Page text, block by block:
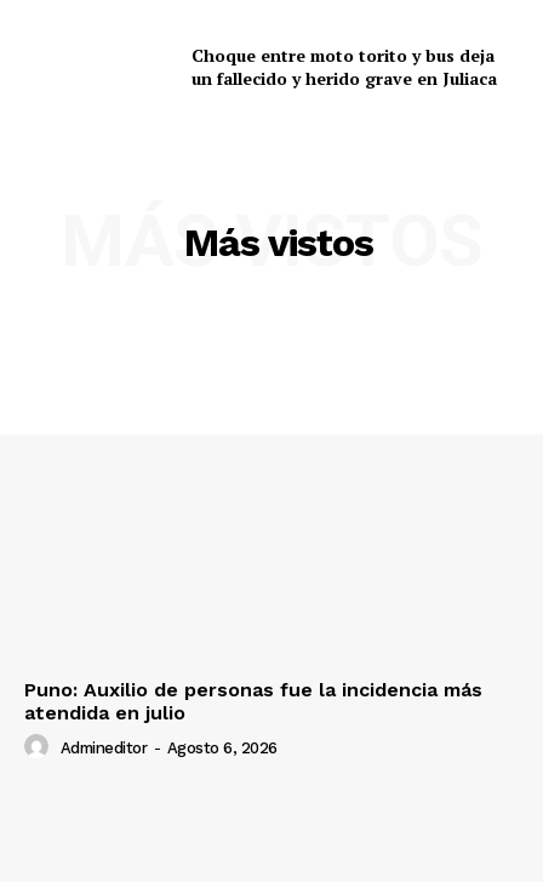
Diario los Andes
Nosotros
Choque entre moto torito y bus deja
un fallecido y herido grave en Juliaca
Más vistos
MÁS VISTOS
Puno: Auxilio de personas fue la incidencia más
atendida en julio
Admineditor - Agosto 6, 2026